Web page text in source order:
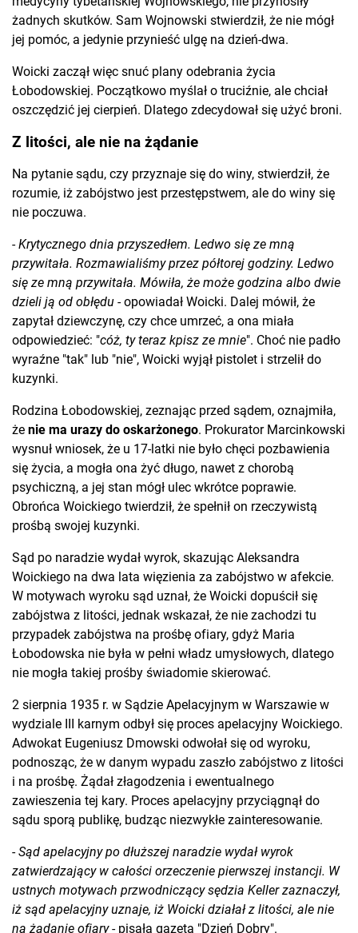
żadnych skutków. Sam Wojnowski stwierdził, że nie mógł
jej pomóc, a jedynie przynieść ulgę na dzień-dwa.
Woicki zaczął więc snuć plany odebrania życia
Łobodowskiej. Początkowo myślał o truciźnie, ale chciał
oszczędzić jej cierpień. Dlatego zdecydował się użyć broni.
Z litości, ale nie na żądanie
Na pytanie sądu, czy przyznaje się do winy, stwierdził, że
rozumie, iż zabójstwo jest przestępstwem, ale do winy się
nie poczuwa.
-Krytycznego dnia przyszedłem. Ledwo się ze mną
przywitała. Rozmawialiśmy przez półtorej godziny. Ledwo
się ze mną przywitała. Mówiła, że może godzina albo dwie
dzieli ją od obłędu - opowiadał Woicki. Dalej mówił, że
zapytał dziewczynę, czy chce umrzeć, a ona miała
odpowiedzieć: "cóż, ty teraz kpisz ze mnie". Choć nie padło
wyraźne "tak" lub "nie", Woicki wyjął pistolet i strzelił do
kuzynki.
Rodzina Łobodowskiej, zeznając przed sądem, oznajmiła,
że nie ma urazy do oskarżonego. Prokurator Marcinkowski
wysnuł wniosek, że u 17-latki nie było chęci pozbawienia
się życia, a mogła ona żyć długo, nawet z chorobą
psychiczną, a jej stan mógł ulec wkrótce poprawie.
Obrońca Woickiego twierdził, że spełnił on rzeczywistą
prośbą swojej kuzynki.
Sąd po naradzie wydał wyrok, skazując Aleksandra
Woickiego na dwa lata więzienia za zabójstwo w afekcie.
W motywach wyroku sąd uznał, że Woicki dopuścił się
zabójstwa z litości, jednak wskazał, że nie zachodzi tu
przypadek zabójstwa na prośbę ofiary, gdyż Maria
Łobodowska nie była w pełni władz umysłowych, dlatego
nie mogła takiej prośby świadomie skierować.
2 sierpnia 1935 r. w Sądzie Apelacyjnym w Warszawie w
wydziale III karnym odbył się proces apelacyjny Woickiego.
Adwokat Eugeniusz Dmowski odwołał się od wyroku,
podnosząc, że w danym wypadu zaszło zabójstwo z litości
i na prośbę. Żądał złagodzenia i ewentualnego
zawieszenia tej kary. Proces apelacyjny przyciągnął do
sądu sporą publikę, budząc niezwykłe zainteresowanie.
-Sąd apelacyjny po dłuższej naradzie wydał wyrok
zatwierdzający w całości orzeczenie pierwszej instancji. W
ustnych motywach przwodniczący sędzia Keller zaznaczył,
iż sąd apelacyjny uznaje, iż Woicki działał z litości, ale nie
na żądanie ofiary- pisała gazeta "Dzień Dobry".